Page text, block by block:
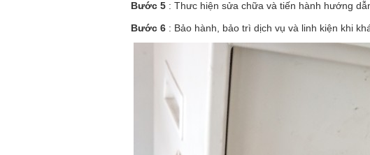
Bước 5 : Thưc hiện sửa chữa và tiến hành hướng
Bước 6 : Bảo hành, bảo trì dịch vụ và linh kiện khi